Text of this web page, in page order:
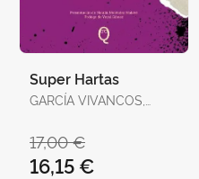
Super Hartas
GARCÍA VIVANCOS,
17,00 €
16,15 €